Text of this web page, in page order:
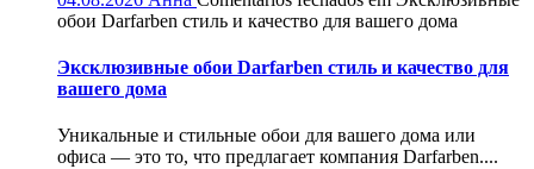
обои Darfarben стиль и качество для вашего дома
Эксклюзивные обои Darfarben стиль и качество для
вашего дома
Уникальные и стильные обои для вашего дома или
офиса — это то, что предлагает компания Darfarben....